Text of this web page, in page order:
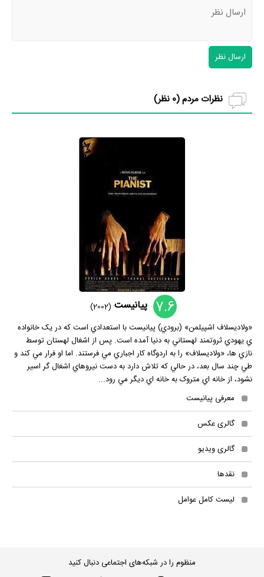
ارسال نظر
نظرات مردم (0 نظر)
7.6 پیانیست (2002)
«ولاديسلاف اشپیلمن» (برودي) پيانيست با استعدادي است که در يک خانواده
ي يهودي ثروتمند لهستاني به دنيا آمده است. پس از اشغال لهستان توسط
نازي ها، «ولاديسلاف» را به اردوگاه کار اجباري مي فرستند. اما او فرار مي کند و
طي چند سال بعد، در حالي که تلاش دارد به دست نيروهاي اشغال گر اسير
نشود، از خانه اي متروک به خانه اي ديگر مي رود...
معرفی پیانیست
گالری عکس
گالری ویدیو
نقدها
لیست کامل عوامل
منظوم را در شبکه‌های اجتماعی دنبال کنید